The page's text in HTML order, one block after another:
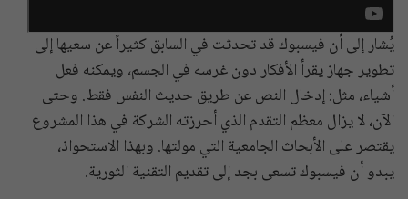
يُشار إلى أن فيسبوك قد تحدثت في السابق كثيراً عن سعيها إلى
تطوير جهاز يقرأ الأفكار دون غرسه في الجسم، ويمكنه فعل
أشياء، مثل: إدخال النص عن طريق حديث النفس فقط. وحتى
الآن، لا يزال معظم التقدم الذي أحرزته الشركة في هذا المشروع
يقتصر على الأبحاث الجامعية التي مولتها. وبهذا الاستحواذ،
يبدو أن فيسبوك تسعى بجد إلى تقديم التقنية الثورية.